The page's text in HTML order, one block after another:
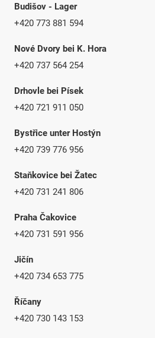
Budišov - Lager
+420 773 881 594
Nové Dvory bei K. Hora
+420 737 564 254
Drhovle bei Písek
+420 721 911 050
Bystřice unter Hostýn
+420 739 776 956
Staňkovice bei Žatec
+420 731 241 806
Praha Čakovice
+420 731 591 956
Jičín
+420 734 653 775
Říčany
+420 730 143 153